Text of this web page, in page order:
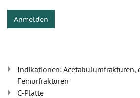
Anmelden
Indikationen: Acetabulumfrakturen,
Femurfrakturen
C-Platte